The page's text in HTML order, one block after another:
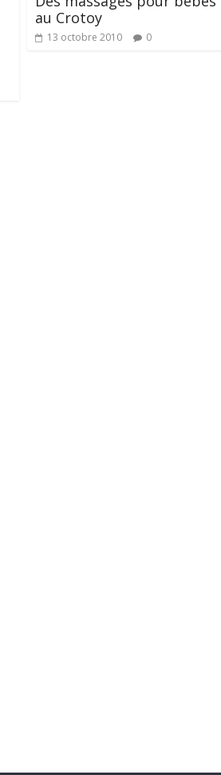
au Crotoy
13 octobre 2010 0